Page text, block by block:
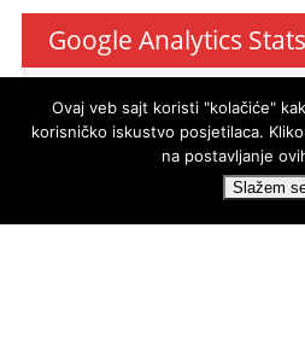
Google Analytics Stats
(-24)
Ovaj veb sajt koristi "kolačiće"
korisničko iskustvo posjetilaca.
na postavljanje
Slažem